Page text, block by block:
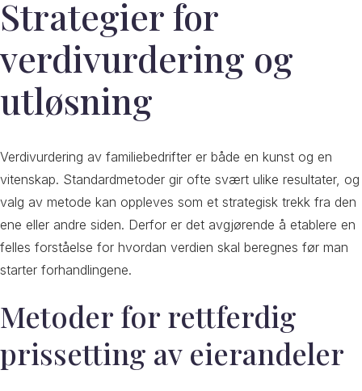
Strategier for
verdivurdering og
utløsning
Verdivurdering av familiebedrifter er både en kunst og en
vitenskap. Standardmetoder gir ofte svært ulike resultater, og
valg av metode kan oppleves som et strategisk trekk fra den
ene eller andre siden. Derfor er det avgjørende å etablere en
felles forståelse for hvordan verdien skal beregnes før man
starter forhandlingene.
Metoder for rettferdig
prissetting av eierandeler